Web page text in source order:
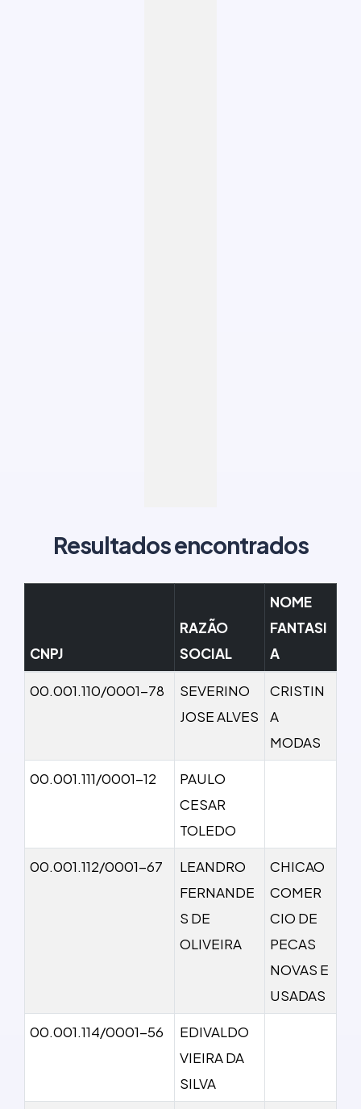
Resultados encontrados
CNPJ
RAZÃO
SOCIAL
NOME
FANTASI
A
00.001.110/0001-78
SEVERINO
JOSE ALVES
CRISTIN
A
MODAS
00.001.111/0001-12
PAULO
CESAR
TOLEDO
00.001.112/0001-67
LEANDRO
FERNANDE
S DE
OLIVEIRA
CHICAO
COMER
CIO DE
PECAS
NOVAS E
USADAS
00.001.114/0001-56
EDIVALDO
VIEIRA DA
SILVA